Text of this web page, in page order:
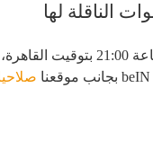
الناقلة لها